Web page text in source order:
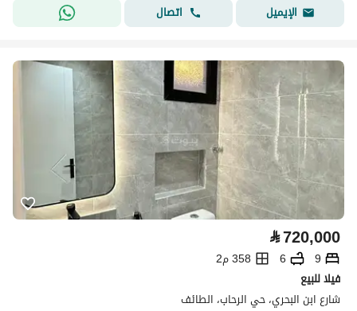
الإيميل
اتصال
⃁720,000
9
6
358 م2
فيلا للبيع
شارع ابن البحري، حي الرحاب، الطائف